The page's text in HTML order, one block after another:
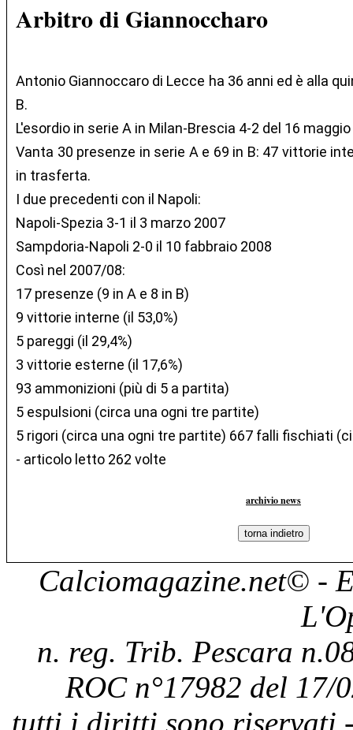
Arbitro di Giannoccharo
Antonio Giannoccaro di Lecce ha 36 anni ed è alla
B.
L'esordio in serie A in Milan-Brescia 4-2 del 16
Vanta 30 presenze in serie A e 69 in B: 47 vittorie
in trasferta.
I due precedenti con il Napoli:
Napoli-Spezia 3-1 il 3 marzo 2007
Sampdoria-Napoli 2-0 il 10 fabbraio 2008
Così nel 2007/08:
17 presenze (9 in A e 8 in B)
9 vittorie interne (il 53,0%)
5 pareggi (il 29,4%)
3 vittorie esterne (il 17,6%)
93 ammonizioni (più di 5 a partita)
5 espulsioni (circa una ogni tre partite)
5 rigori (circa una ogni tre partite) 667 falli fischiati
- articolo letto 262 volte
archivio news
Calciomagazine.net© -
n. reg. Trib. Pescara
ROC n°17982 del 17/
tutti i diritti sono riservati